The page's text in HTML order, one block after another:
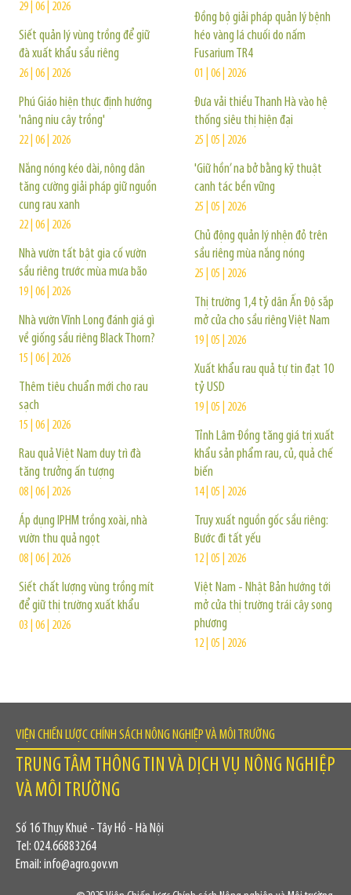
29 | 06 | 2026
Siết quản lý vùng trồng để giữ
đà xuất khẩu sầu riêng
26 | 06 | 2026
Phú Giáo hiện thực định hướng
'nâng niu cây trồng'
22 | 06 | 2026
Nắng nóng kéo dài, nông dân
tăng cường giải pháp giữ nguồn
cung rau xanh
22 | 06 | 2026
Nhà vườn tất bật gia cố vườn
sầu riêng trước mùa mưa bão
19 | 06 | 2026
Nhà vườn Vĩnh Long đánh giá gì
về giống sầu riêng Black Thorn?
15 | 06 | 2026
Thêm tiêu chuẩn mới cho rau
sạch
15 | 06 | 2026
Rau quả Việt Nam duy trì đà
tăng trưởng ấn tượng
08 | 06 | 2026
Áp dụng IPHM trồng xoài, nhà
vườn thu quả ngọt
08 | 06 | 2026
Siết chất lượng vùng trồng mít
để giữ thị trường xuất khẩu
03 | 06 | 2026
Đồng bộ giải pháp quản lý bệnh
héo vàng lá chuối do nấm
Fusarium TR4
01 | 06 | 2026
Đưa vải thiều Thanh Hà vào hệ
thống siêu thị hiện đại
25 | 05 | 2026
'Giữ hồn’ na bở bằng kỹ thuật
canh tác bền vững
25 | 05 | 2026
Chủ động quản lý nhện đỏ trên
sầu riêng mùa nắng nóng
25 | 05 | 2026
Thị trường 1,4 tỷ dân Ấn Độ sắp
mở cửa cho sầu riêng Việt Nam
19 | 05 | 2026
Xuất khẩu rau quả tự tin đạt 10
tỷ USD
19 | 05 | 2026
Tỉnh Lâm Đồng tăng giá trị xuất
khẩu sản phẩm rau, củ, quả chế
biến
14 | 05 | 2026
Truy xuất nguồn gốc sầu riêng:
Bước đi tất yếu
12 | 05 | 2026
Việt Nam - Nhật Bản hướng tới
mở cửa thị trường trái cây song
phương
12 | 05 | 2026
VIỆN CHIẾN LƯỢC CHÍNH SÁCH NÔNG NGHIỆP VÀ MÔI TRƯỜNG
TRUNG TÂM THÔNG TIN VÀ DỊCH VỤ NÔNG NGHIỆP
VÀ MÔI TRƯỜNG
Số 16 Thụy Khuê - Tây Hồ - Hà Nội
Tel: 024.66883264
Email: info@agro.gov.vn